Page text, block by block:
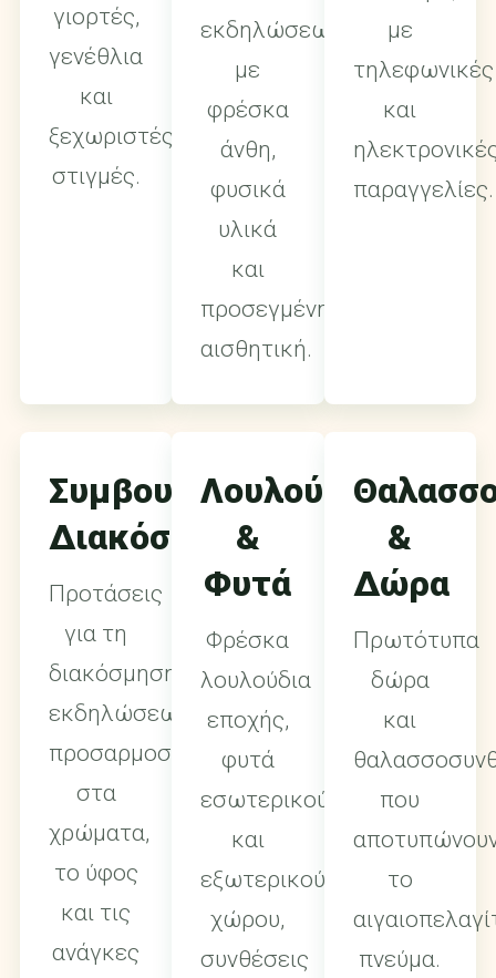
γιορτές,
γενέθλια
και
ξεχωριστές
στιγμές.
εκδηλώσεων
με
φρέσκα
άνθη,
φυσικά
υλικά
και
προσεγμένη
αισθητική.
με
τηλεφωνικές
και
παραγγελίες.
Συμβουλές
Διακόσμησης
Προτάσεις
για τη
διακόσμηση
εκδηλώσεων,
προσαρμοσμένες
στα
χρώματα,
το ύφος
και τις
ανάγκες
Λουλούδια
&
Φυτά
Φρέσκα
λουλούδια
εποχής,
φυτά
εσωτερικού
και
εξωτερικού
χώρου,
συνθέσεις
&
Δώρα
Πρωτότυπα
δώρα
και
που
το
πνεύμα.